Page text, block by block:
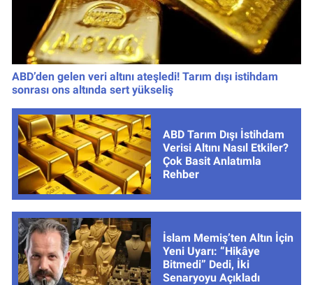
ABD’den gelen veri altını ateşledi! Tarım dışı istihdam
sonrası ons altında sert yükseliş
ABD Tarım Dışı İstihdam
Verisi Altını Nasıl Etkiler?
Çok Basit Anlatımla
Rehber
İslam Memiş’ten Altın İçin
Yeni Uyarı: “Hikâye
Bitmedi” Dedi, İki
Senaryoyu Açıkladı